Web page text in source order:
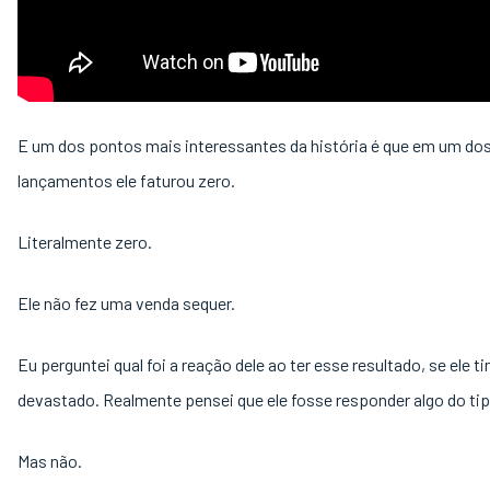
E um dos pontos mais interessantes da história é que em um
lançamentos ele faturou zero.
Literalmente zero.
Ele não fez uma venda sequer.
Eu perguntei qual foi a reação dele ao ter esse resultado, se ele
devastado. Realmente pensei que ele fosse responder algo do
Mas não.